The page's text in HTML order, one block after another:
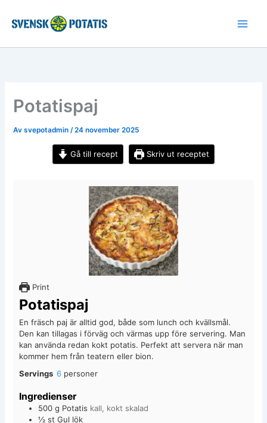
Potatispaj
Avsvepotadmin/24 november 2025
Gå till recept Skriv ut receptet
Print
Potatispaj
En fräsch paj är alltid god, både som lunch och kvällsmål.
Den kan tillagas i förväg och värmas upp före servering. Man
kan använda redan kokt potatis. Perfekt att servera när man
kommer hem från teatern eller bion.
Servings 6 personer
Ingredienser
500 g Potatis kall, kokt skalad
½ st Gul lök